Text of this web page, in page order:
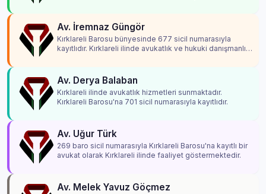
Av. İremnaz Güngör
Kırklareli Barosu bünyesinde 677 sicil numarasıyla
kayıtlıdır. Kırklareli ilinde avukatlık ve hukuki danışmanlık
Av. Derya Balaban
Kırklareli ilinde avukatlık hizmetleri sunmaktadır.
Kırklareli Barosu'na 701 sicil numarasıyla kayıtlıdır.
Av. Uğur Türk
269 baro sicil numarasıyla Kırklareli Barosu'na kayıtlı bir
avukat olarak Kırklareli ilinde faaliyet göstermektedir.
Av. Melek Yavuz Göçmez